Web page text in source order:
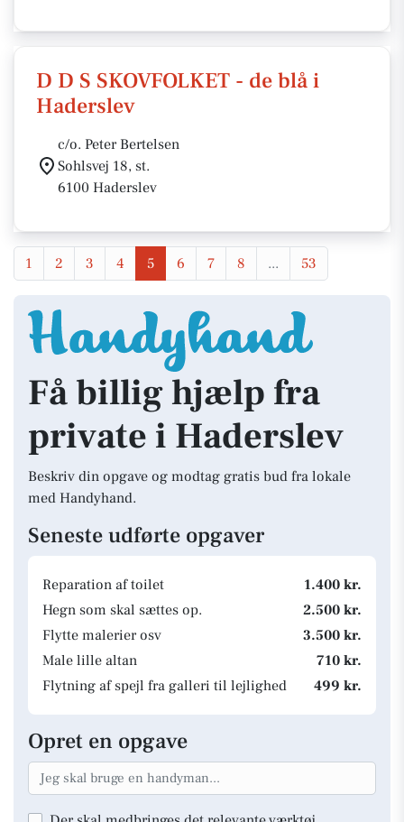
D D S SKOVFOLKET - de blå i
Haderslev
c/o. Peter Bertelsen
Sohlsvej 18, st.
6100 Haderslev
1 2 3 4 5 6 7 8 ... 53
Få billig hjælp fra
private i Haderslev
Beskriv din opgave og modtag gratis bud fra lokale
med Handyhand.
Seneste udførte opgaver
Reparation af toilet
1.400 kr.
Hegn som skal sættes op.
2.500 kr.
Flytte malerier osv
3.500 kr.
Male lille altan
710 kr.
Flytning af spejl fra galleri til lejlighed
499 kr.
Opret en opgave